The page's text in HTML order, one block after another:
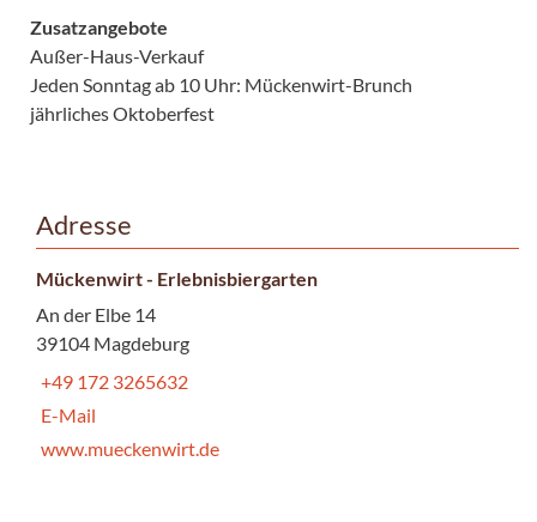
Zusatzangebote
Außer-Haus-Verkauf
Jeden Sonntag ab 10 Uhr: Mückenwirt-Brunch
jährliches Oktoberfest
Adresse
Mückenwirt - Erlebnisbiergarten
An der Elbe 14
39104 Magdeburg
+49 172 3265632
E-Mail
www.mueckenwirt.de